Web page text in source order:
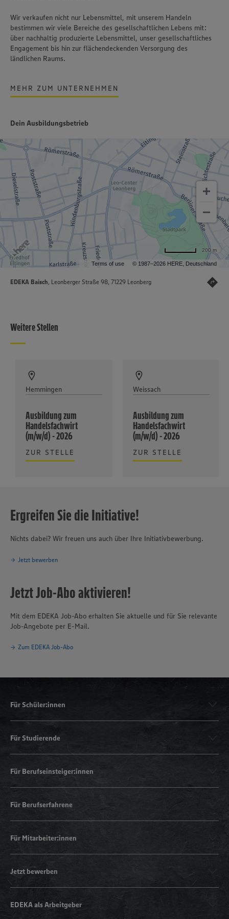
Wir verkaufen nicht nur Lebensmittel, mit unserem Handeln
bestimmen wir viele Bereiche des gesellschaftlichen Lebens mit:
über nachhaltig produzierte Lebensmittel, unser gesellschaftliches
Engagement bis hin zur flächendeckenden Versorgung des
ländlichen Raums.
MEHR ZUM UNTERNEHMEN
Dein Ausbildungsbetrieb
Terms of use © 1987–2026 HERE, Deutschland
200 m
EDEKA Baisch, Leonberger Straße 98, 71229 Leonberg
Weitere Stellen
Hemmingen
Ausbildung zum
Handelsfachwirt
(m/w/d) - 2026
ZUR STELLE
Weissach
Ausbildung zum
Handelsfachwirt
(m/w/d) - 2026
ZUR STELLE
Ergreifen Sie die Initiative!
Nichts dabei? Wir freuen uns auch über Ihre Initiativbewerbung.
Jetzt bewerben
Jetzt Job-Abo aktivieren!
Mit dem EDEKA Job-Abo erhalten Sie aktuelle und für Sie relevante
Job-Angebote per E-Mail.
Zum EDEKA Job-Abo
Für Schüler:innen
Für Studierende
Für Berufseinsteiger:innen
Für Berufserfahrene
Für Mitarbeiter:innen
Jetzt bewerben
EDEKA als Arbeitgeber